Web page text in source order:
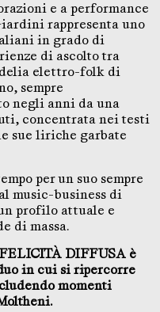
e a performance
rappresenta uno
in grado di
di ascolto tra
elettro-folk di
sempre
negli anni da una
concentrata nei testi
sue liriche garbate
per un suo sempre
music-business di
profilo attuale e
di massa.
DIFFUSA è
in cui si ripercorre
momenti